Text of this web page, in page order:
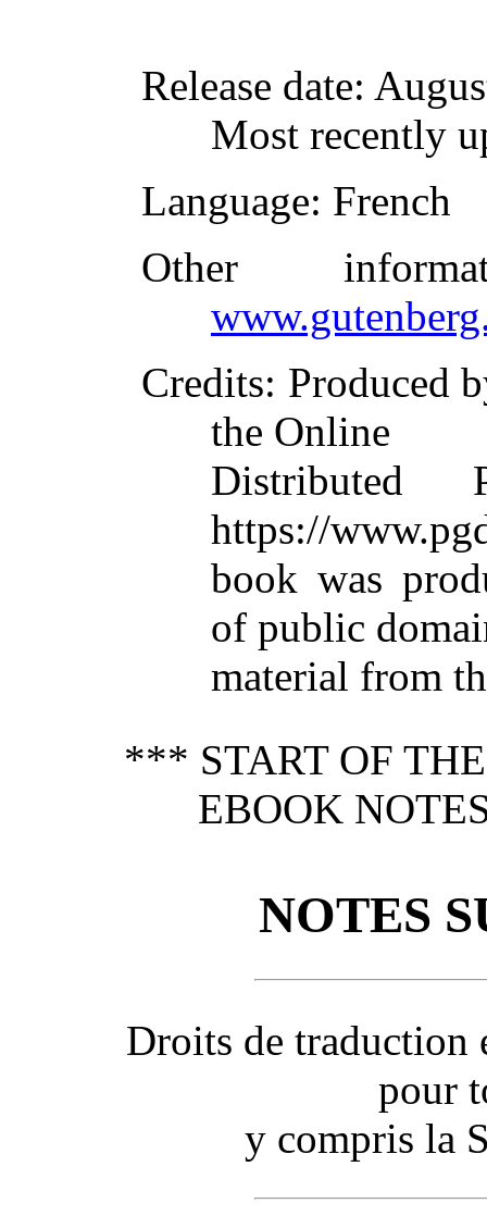
Release date:
Most recently
Language: French
Other
Credits: Produced
the Online
Distributed
https://
book was
of public
material from
*** START OF
EBOOK
NOTES
Droits de traduction
pour
y compris la